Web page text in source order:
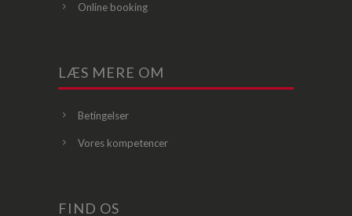
Online booking
LÆS MERE OM
Betingelser
Vores kompetencer
FIND OS